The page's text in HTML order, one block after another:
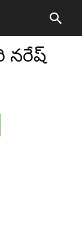
నరేష్